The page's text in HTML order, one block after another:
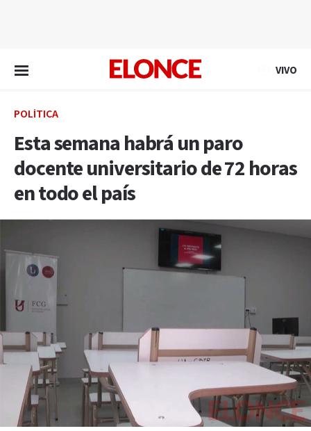
VIVO
POLÍTICA
Esta semana habrá un paro
docente universitario de 72 horas
en todo el país